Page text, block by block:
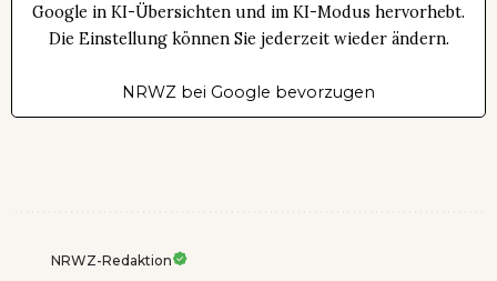
Google in KI-Übersichten und im KI-Modus hervorhebt.
Die Einstellung können Sie jederzeit wieder ändern.
NRWZ bei Google bevorzugen
NRWZ-Redaktion